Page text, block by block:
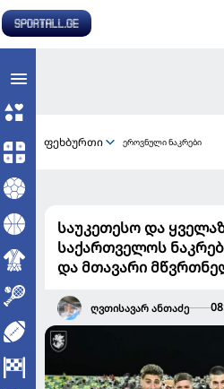
ფეხბურთი ეროვნული ნაკრები
საუკეთესო და
საქართველოს
და მთავარი
ღვთისავარ ანთაძე